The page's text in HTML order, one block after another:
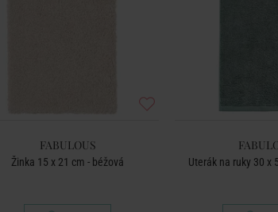
FABULOUS
Žinka 15 x 21 cm - béžová Uterák na ruky 30 x